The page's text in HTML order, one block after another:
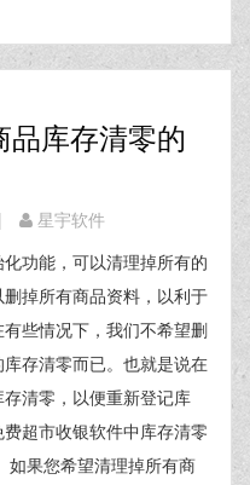
库存清零的
| 星宇软件
功能，可以清理掉所有的
掉所有商品资料，以利于
些情况下，我们不希望删
存清零而已。也就是说在
清零，以便重新登记库
超市收银软件中库存清零
如果您希望清理掉所有商